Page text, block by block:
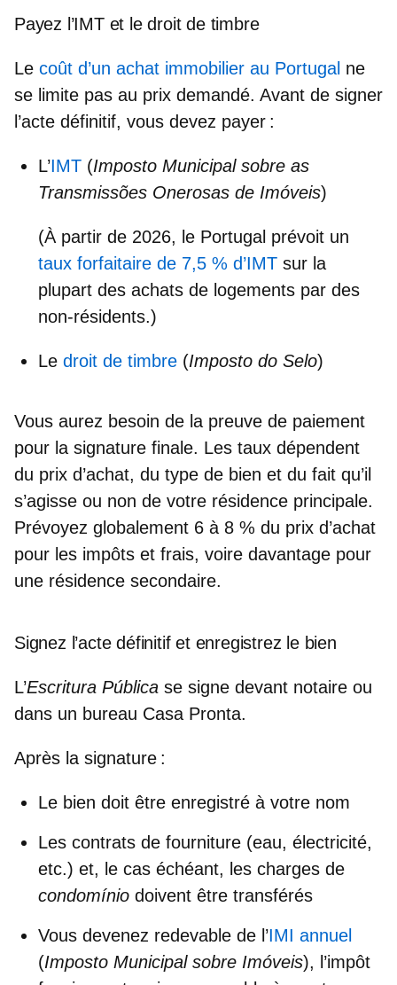
Payez l’IMT et le droit de timbre
Le coût d’un achat immobilier au Portugal ne
se limite pas au prix demandé. Avant de signer
l’acte définitif, vous devez payer :
L’IMT (Imposto Municipal sobre as
Transmissões Onerosas de Imóveis)
(À partir de 2026, le Portugal prévoit un
taux forfaitaire de 7,5 % d’IMT sur la
plupart des achats de logements par des
non-résidents.)
Le droit de timbre (Imposto do Selo)
Vous aurez besoin de la preuve de paiement
pour la signature finale. Les taux dépendent
du prix d’achat, du type de bien et du fait qu’il
s’agisse ou non de votre résidence principale.
Prévoyez globalement 6 à 8 % du prix d’achat
pour les impôts et frais, voire davantage pour
une résidence secondaire.
Signez l’acte définitif et enregistrez le bien
L’Escritura Pública se signe devant notaire ou
dans un bureau Casa Pronta.
Après la signature :
Le bien doit être enregistré à votre nom
Les contrats de fourniture (eau, électricité,
etc.) et, le cas échéant, les charges de
condomínio doivent être transférés
Vous devenez redevable de l’IMI annuel
(Imposto Municipal sobre Imóveis), l’impôt